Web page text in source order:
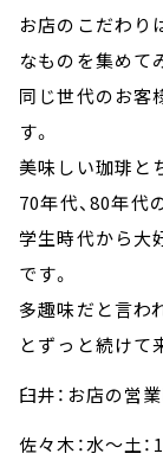
お店のこだわり
なものを集めて
同じ世代のお客
す。
美味しい珈琲と
70年代、80年代
学生時代から大
です。
多趣味だと言わ
とずっと続けて
臼井：お店の営
佐々木：水～土：